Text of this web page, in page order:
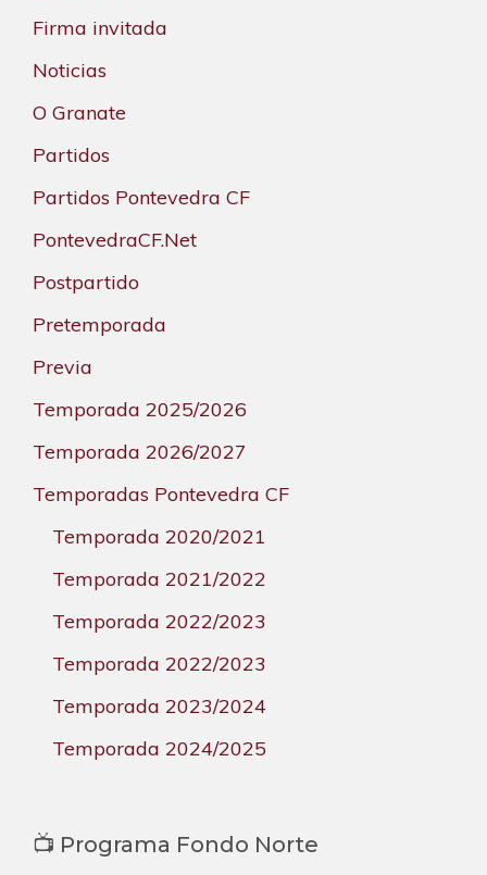
Firma invitada
Noticias
O Granate
Partidos
Partidos Pontevedra CF
PontevedraCF.Net
Postpartido
Pretemporada
Previa
Temporada 2025/2026
Temporada 2026/2027
Temporadas Pontevedra CF
Temporada 2020/2021
Temporada 2021/2022
Temporada 2022/2023
Temporada 2022/2023
Temporada 2023/2024
Temporada 2024/2025
📺 Programa Fondo Norte